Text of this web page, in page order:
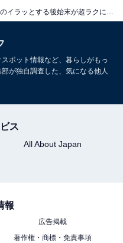
いい
ポット情報など、暮らしがもっ
が独自調査した、気になる他人
ス
All About Japan
報
広告掲載
著作権・商標・免責事項